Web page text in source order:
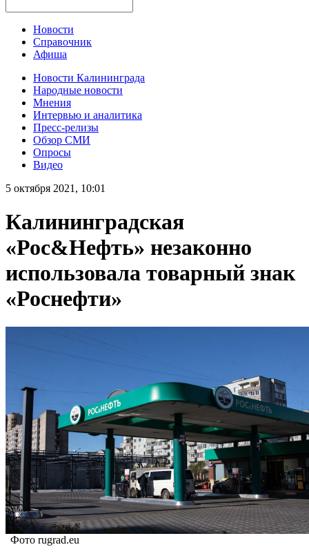
Новости
Справочник
Афиша
Новости Калининграда
Народные новости
Мнения
Интервью и аналитика
Пресс-релизы
Обзор СМИ
Опросы
Видео
5 октября 2021, 10:01
Калининградская
«Рос&Нефть» незаконно
использовала товарный знак
«Роснефти»
Фото rugrad.eu